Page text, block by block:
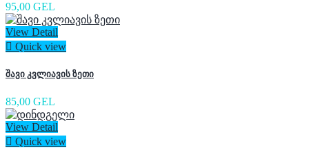
95,00 GEL
View Detail
 Quick view
შავი კვლიავის ზეთი
85,00 GEL
View Detail
 Quick view